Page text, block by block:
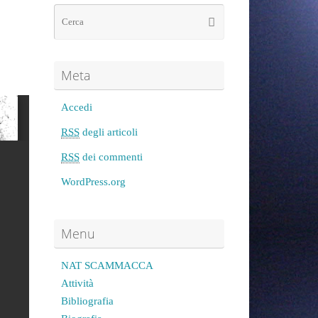
Meta
Accedi
RSS degli articoli
RSS dei commenti
WordPress.org
Menu
NAT SCAMMACCA
Attività
Bibliografia